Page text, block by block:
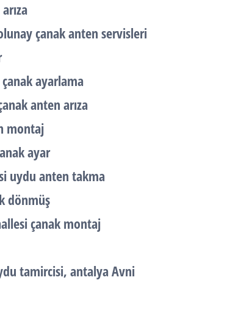
çanak anten servisleri
ayarlama
anten arıza
montaj
ayar
uydu anten takma
dönmüş
çanak montaj
tamircisi, antalya Avni